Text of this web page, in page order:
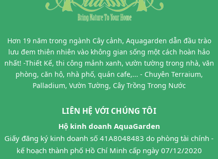
Hơn 19 năm trong ngành Cây cảnh, Aquagarden dẫn đầu trào
lưu đem thiên nhiên vào không gian sống một cách hoàn hảo
nhất! -Thiết Kế, thi công mảnh xanh, vườn tường trong nhà, văn
phòng, căn hộ, nhà phố, quán cafe,... - Chuyên Terraium,
Palladium, Vườn Tường, Cây Trồng Trong Nước
LIÊN HỆ VỚI CHÚNG TÔI
Hộ kinh doanh AquaGarden
Giấy đăng ký kinh doanh số 41A8048483 do phòng tài chính -
kế hoạch thành phố Hồ Chí Minh cấp ngày 07/12/2020